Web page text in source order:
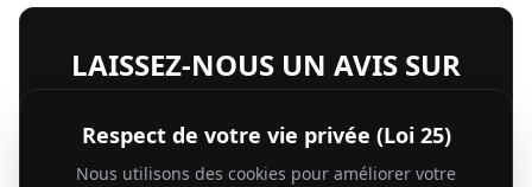
LAISSEZ-NOUS UN AVIS SUR
GOOGLE
Respect de votre vie privée (Loi 25)
Nous utilisons des cookies pour améliorer votre